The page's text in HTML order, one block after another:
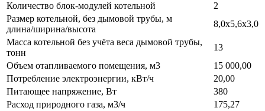
Количество блок-модулей котельной
2
Размер котельной, без дымовой трубы, м
длина/ширина/высота
8,0х5,6х3,0
Масса котельной без учёта веса дымовой трубы,
тонн
13
Объем отапливаемого помещения, м3
15 000,00
Потребление электроэнергии, кВт/ч
20,00
Питающее напряжение, Вт
380
Расход природного газа, м3/ч
175,27